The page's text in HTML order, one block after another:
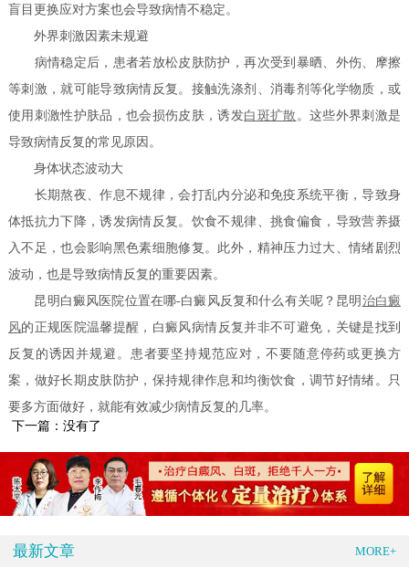
盲目更换应对方案也会导致病情不稳定。
外界刺激因素未规避
病情稳定后，患者若放松皮肤防护，再次受到暴晒、外伤、摩擦
等刺激，就可能导致病情反复。接触洗涤剂、消毒剂等化学物质，或
使用刺激性护肤品，也会损伤皮肤，诱发白斑扩散 。这些外界刺激是
导致病情反复的常见原因。
身体状态波动大
长期熬夜、作息不规律，会打乱内分泌和免疫系统平衡，导致身
体抵抗力下降，诱发病情反复。饮食不规律、挑食偏食，导致营养摄
入不足，也会影响黑色素细胞修复。此外，精神压力过大、情绪剧烈
波动，也是导致病情反复的重要因素。
昆明白癜风医院位置在哪-白癜风反复和什么有关呢？昆明 治白癜
风的正规医院温馨提醒，白癜风病情反复并非不可避免，关键是找到
反复的诱因并规避。患者要坚持规范应对，不要随意停药或更换方
案，做好长期皮肤防护，保持规律作息和均衡饮食，调节好情绪。只
要多方面做好，就能有效减少病情反复的几率。
下一篇：没有了
最新文章 MORE+